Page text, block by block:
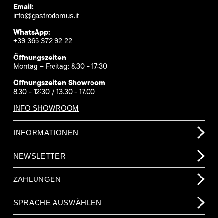
Email:
info@gastrodomus.it
WhatsApp:
+39 366 372 92 22
Öffnungszeiten
Montag – Freitag: 8.30 - 17:30
Öffnungszeiten Showroom
8.30 - 12:30 / 13.30 - 17.00
INFO SHOWROOM
INFORMATIONEN
NEWSLETTER
ZAHLUNGEN
SPRACHE AUSWÄHLEN